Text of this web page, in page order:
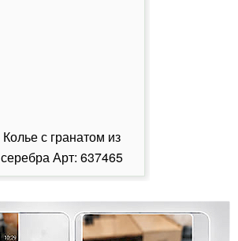
Колье с гранатом из
серебра Арт: 637465